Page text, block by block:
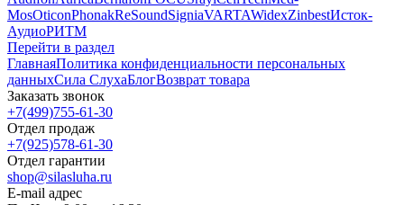
MosOticonPhonakReSoundSigniaVARTAWidexZinbestИсток-
АудиоРИТМ
Перейти в раздел
ГлавнаяПолитика конфиденциальности персональных
данныхСила СлухаБлогВозврат товара
Заказать звонок
+7(499)755-61-30
Отдел продаж
+7(925)578-61-30
Отдел гарантии
shop@silasluha.ru
E-mail адрес